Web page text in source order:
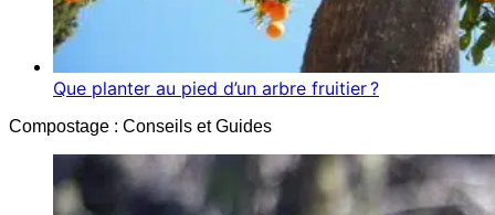
Que planter au pied d’un arbre fruitier ?
Compostage : Conseils et Guides